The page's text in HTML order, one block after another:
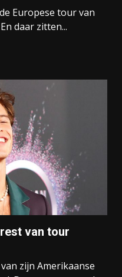
Europese tour van
daar zitten...
van tour
zijn Amerikaanse